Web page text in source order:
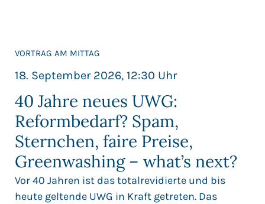
VORTRAG AM MITTAG
18. September 2026, 12:30 Uhr
40 Jahre neues UWG:
Reformbedarf? Spam,
Sternchen, faire Preise,
Greenwashing – what’s next?
Vor 40 Jahren ist das totalrevidierte und bis
heute geltende UWG in Kraft getreten. Das